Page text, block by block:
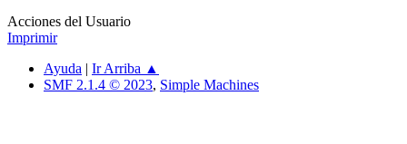
Acciones del Usuario
Imprimir
Ayuda | Ir Arriba ▲
SMF 2.1.4 © 2023, Simple Machines